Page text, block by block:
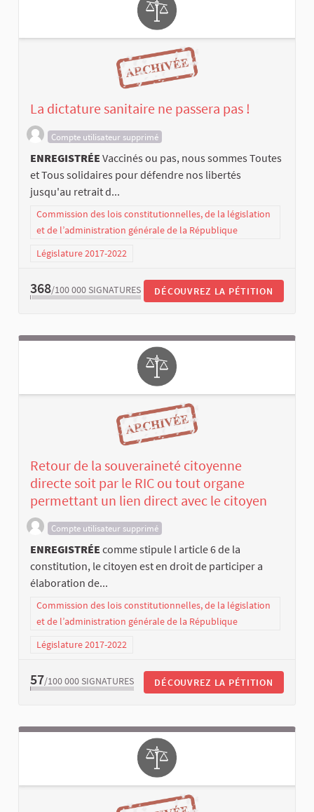
La dictature sanitaire ne passera pas !
Compte utilisateur supprimé
ENREGISTRÉE Vaccinés ou pas, nous sommes Toutes
et Tous solidaires pour défendre nos libertés
jusqu'au retrait d...
Commission des lois constitutionnelles, de la législation
et de l’administration générale de la République
Législature 2017-2022
368/100 000 SIGNATURES DÉCOUVREZ LA PÉTITION
Retour de la souveraineté citoyenne
directe soit par le RIC ou tout organe
permettant un lien direct avec le citoyen
Compte utilisateur supprimé
ENREGISTRÉE comme stipule l article 6 de la
constitution, le citoyen est en droit de participer a
élaboration de...
Commission des lois constitutionnelles, de la législation
et de l’administration générale de la République
Législature 2017-2022
57/100 000 SIGNATURES DÉCOUVREZ LA PÉTITION